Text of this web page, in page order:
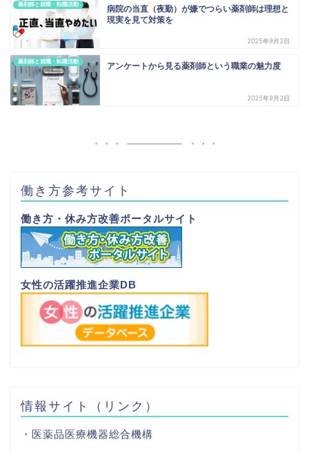
薬剤師と就職・転職活動
病院の当直（夜勤）が嫌でつらい薬剤師は理想と
現実を見て対策を
2025年8月2日
薬剤師と就職・転職活動 アンケートから見る薬剤師という職業の魅力度
2025年8月2日
働き方参考サイト
働き方・休み方改善ポータルサイト
女性の活躍推進企業DB
情報サイト（リンク）
・医薬品医療機器総合機構